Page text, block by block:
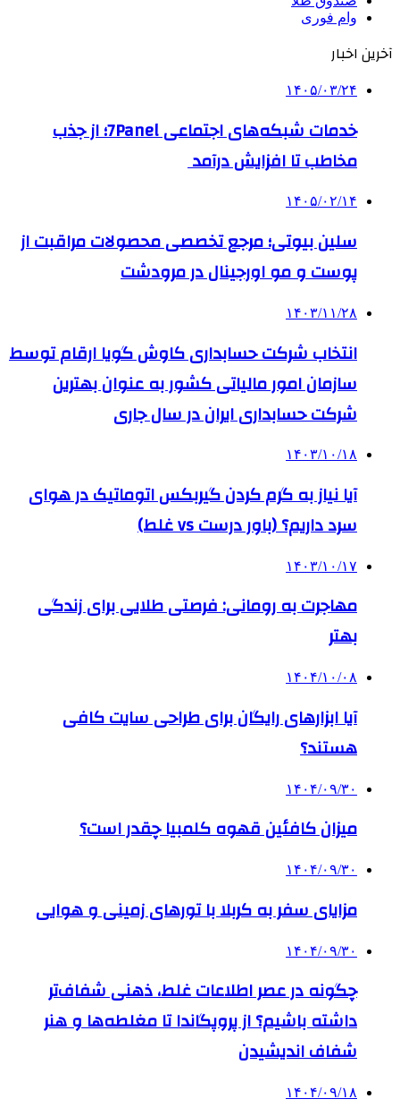
وام فوری
آخرین اخبار
۱۴۰۵/۰۳/۲۴
خدمات شبکه‌های اجتماعی 7Panel؛ از جذب
مخاطب تا افزایش درآمد
۱۴۰۵/۰۲/۱۴
سلین بیوتی؛ مرجع تخصصی محصولات مراقبت از
پوست و مو اورجینال در مرودشت
۱۴۰۳/۱۱/۲۸
انتخاب شرکت حسابداری کاوش گویا ارقام توسط
سازمان امور مالیاتی کشور به عنوان بهترین
شرکت حسابداری ایران در سال جاری
۱۴۰۳/۱۰/۱۸
آیا نیاز به گرم کردن گیربکس اتوماتیک در هوای
سرد داریم؟ (باور درست vs غلط)
۱۴۰۳/۱۰/۱۷
مهاجرت به رومانی: فرصتی طلایی برای زندگی
بهتر
۱۴۰۴/۱۰/۰۸
آیا ابزارهای رایگان برای طراحی سایت کافی
هستند؟
۱۴۰۴/۰۹/۳۰
میزان کافئین قهوه کلمبیا چقدر است؟
۱۴۰۴/۰۹/۳۰
مزایای سفر به کربلا با تورهای زمینی و هوایی
۱۴۰۴/۰۹/۳۰
چگونه در عصر اطلاعات غلط، ذهنی شفاف‌تر
داشته باشیم؟ از پروپگاندا تا مغلطه‌ها و هنر
شفاف اندیشیدن
۱۴۰۴/۰۹/۱۸